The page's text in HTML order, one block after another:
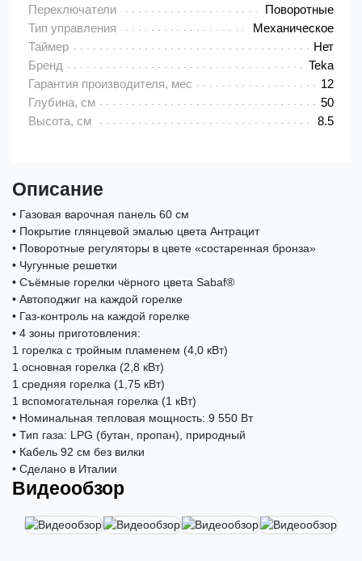
Переключатели
Поворотные
Тип управления
Механическое
Таймер
Нет
Бренд
Teka
Гарантия производителя, мес
12
Глубина, см
50
Высота, см
8.5
Описание
• Газовая варочная панель 60 см
• Покрытие глянцевой эмалью цвета Антрацит
• Поворотные регуляторы в цвете «состаренная бронза»
• Чугунные решетки
• Съёмные горелки чёрного цвета Sabaf®
• Автоподжиг на каждой горелке
• Газ-контроль на каждой горелке
• 4 зоны приготовления:
1 горелка с тройным пламенем (4,0 кВт)
1 основная горелка (2,8 кВт)
1 средняя горелка (1,75 кВт)
1 вспомогательная горелка (1 кВт)
• Номинальная тепловая мощность: 9 550 Вт
• Тип газа: LPG (бутан, пропан), природный
• Кабель 92 см без вилки
• Сделано в Италии
Видеообзор